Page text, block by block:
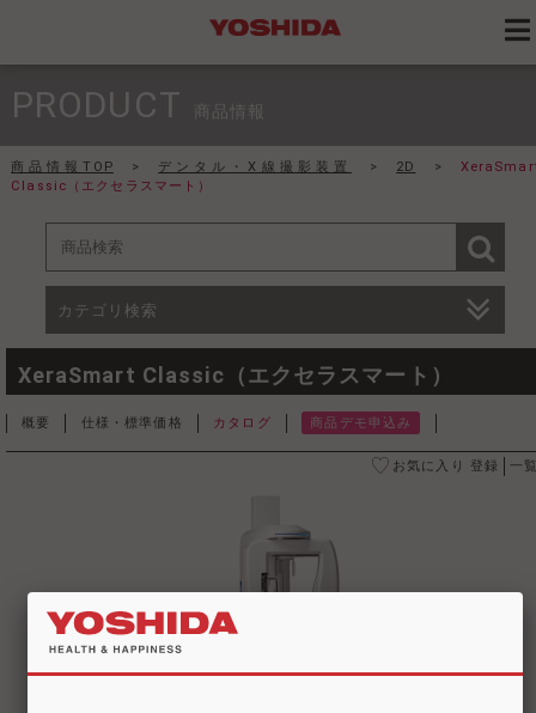
PRODUCT 商品情報
商品情報TOP > デンタル・X線撮影装置 > 2D >
Classic（エクセラスマート）
カテゴリ検索
XeraSmart Classic（エクセラスマート）
概要 仕様・標準価格 カタログ 商品デモ申込み
お気に入り 登録 一